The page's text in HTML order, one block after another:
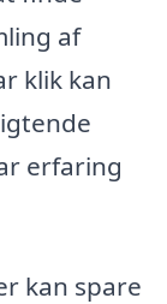
af
klik kan
erfaring
kan spare